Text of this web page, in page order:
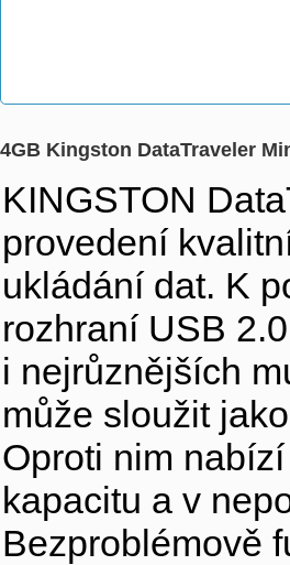
4GB Kingston DataTraveler
KINGSTON
provedení
ukládání dat. K
rozhraní USB
i nejrůznějších
může sloužit
Oproti nim
kapacitu a v
Bezproblémově